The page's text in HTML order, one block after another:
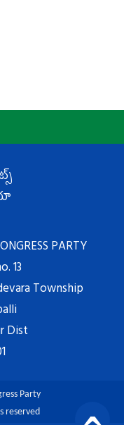
PARTY
13
Township
Dist
Party
reserved